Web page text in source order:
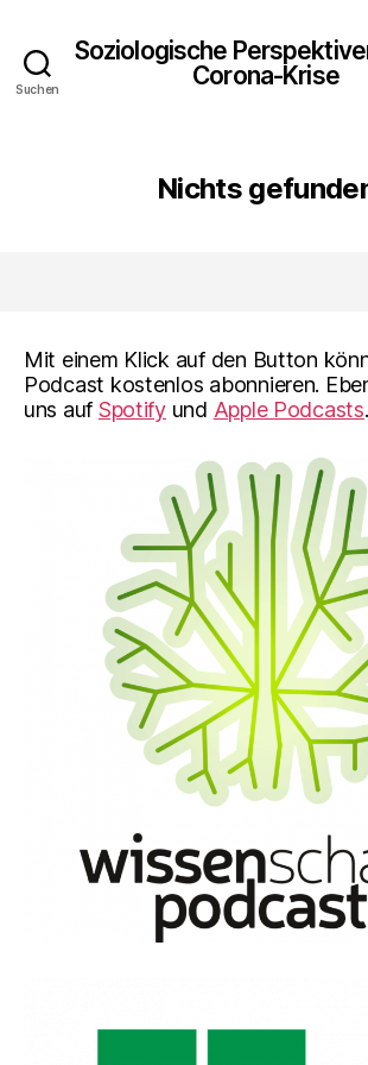
Suchen
Soziologische
Corona-Krise
Nichts
Mit einem Klick auf den Button
Podcast kostenlos abonnieren.
uns auf Spotifyund Apple Podcasts.